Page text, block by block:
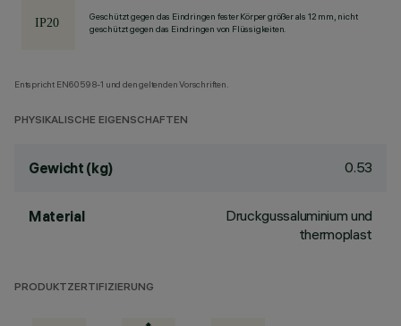
Geschützt gegen das Eindringen fester Körper größer als 12 mm, nicht
geschützt gegen das Eindringen von Flüssigkeiten.
Entspricht EN60598-1 und den geltenden Vorschriften.
PHYSIKALISCHE EIGENSCHAFTEN
Gewicht (kg) 0.53
Material
Druckgussaluminium und
thermoplast
PRODUKTZERTIFIZIERUNG